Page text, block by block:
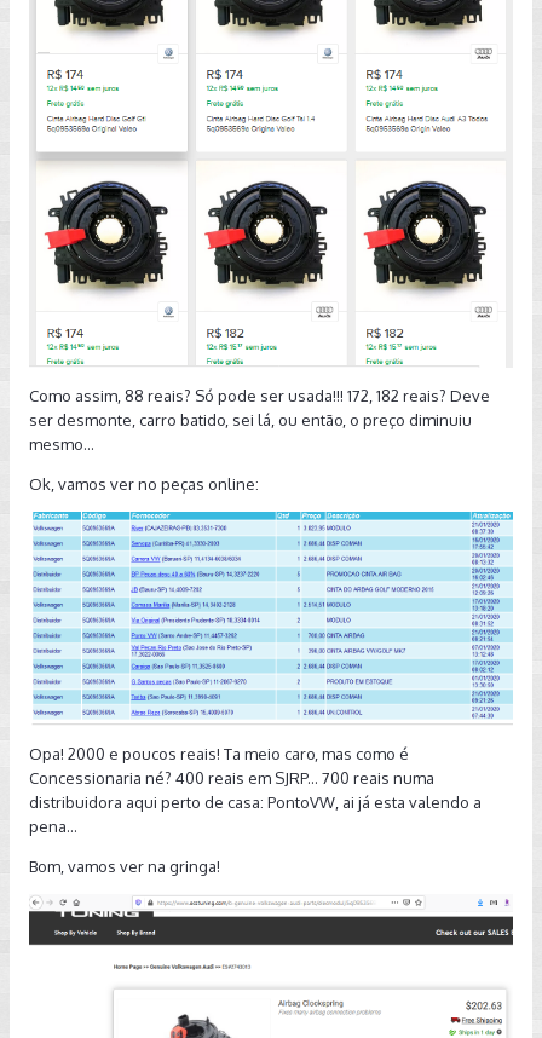
Como assim, 88 reais? Só pode ser usada!!! 172, 182 reais? Deve
ser desmonte, carro batido, sei lá, ou então, o preço diminuiu
mesmo...
Ok, vamos ver no peças online:
Opa! 2000 e poucos reais! Ta meio caro, mas como é
Concessionaria né? 400 reais em SJRP... 700 reais numa
distribuidora aqui perto de casa: PontoVW, ai já esta valendo a
pena...
Bom, vamos ver na gringa!